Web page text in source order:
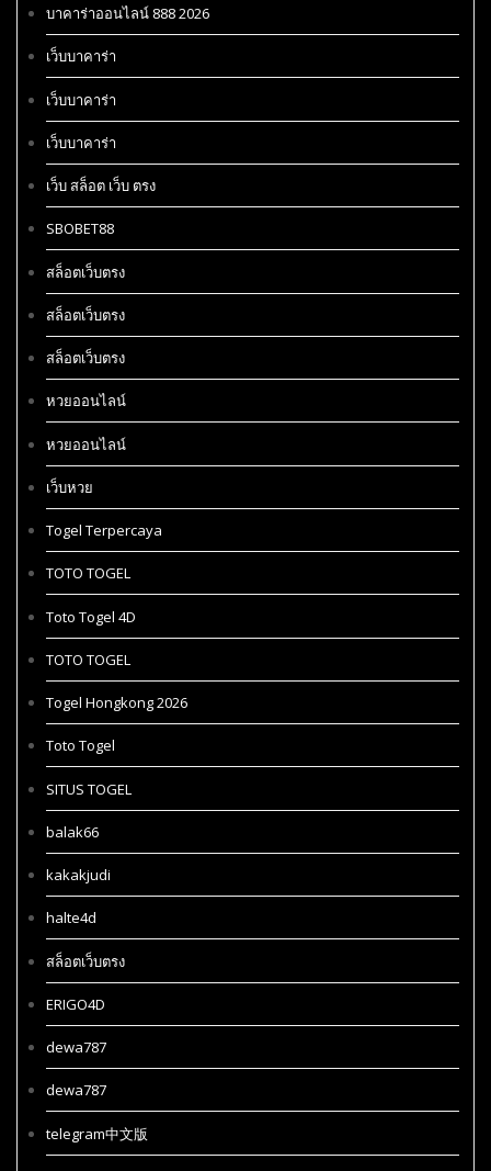
บาคาร่าออนไลน์ 888 2026
เว็บบาคาร่า
เว็บบาคาร่า
เว็บบาคาร่า
เว็บ สล็อต เว็บ ตรง
SBOBET88
สล็อตเว็บตรง
สล็อตเว็บตรง
สล็อตเว็บตรง
หวยออนไลน์
หวยออนไลน์
เว็บหวย
Togel Terpercaya
TOTO TOGEL
Toto Togel 4D
TOTO TOGEL
Togel Hongkong 2026
Toto Togel
SITUS TOGEL
balak66
kakakjudi
halte4d
สล็อตเว็บตรง
ERIGO4D
dewa787
dewa787
telegram中文版